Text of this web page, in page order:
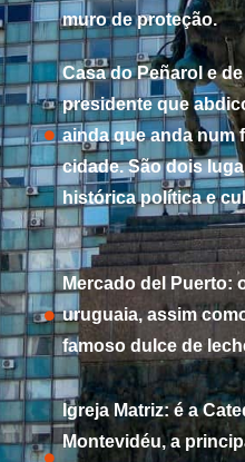
muro de proteção.
Casa do Peñarol e
presidente que
ainda que anda num
cidade. São dois
histórica política e
Mercado del Puerto:
uruguaia, assim
famoso dulce de
Igreja Matriz: é a
Montevidéu, a